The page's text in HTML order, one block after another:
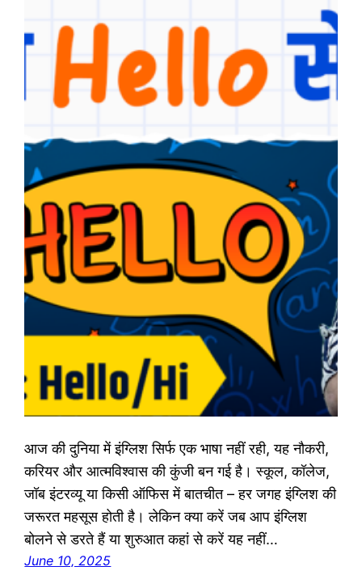
आज की दुनिया में इंग्लिश सिर्फ एक भाषा नहीं रही, यह नौकरी,
करियर और आत्मविश्वास की कुंजी बन गई है। स्कूल, कॉलेज,
जॉब इंटरव्यू या किसी ऑफिस में बातचीत – हर जगह इंग्लिश की
जरूरत महसूस होती है। लेकिन क्या करें जब आप इंग्लिश
बोलने से डरते हैं या शुरुआत कहां से करें यह नहीं…
June 10, 2025